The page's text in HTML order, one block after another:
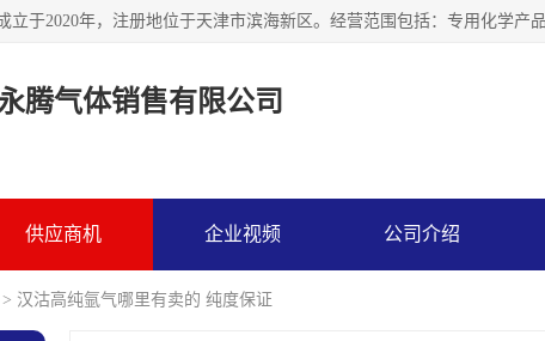
腾气体销售有限公司
供应商机 企业视频 公司介绍
> 汉沽高纯氩气哪里有卖的 纯度保证